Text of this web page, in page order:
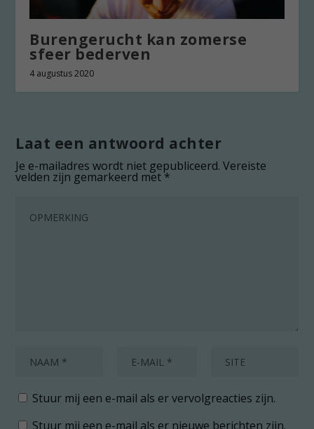
Burengerucht kan zomerse
sfeer bederven
4 augustus 2020
Laat een antwoord achter
Je e-mailadres wordt niet gepubliceerd. Vereiste
velden zijn gemarkeerd met*
Stuur mij een e-mail als er vervolgreacties zijn.
Stuur mij een e-mail als er nieuwe berichten zijn.